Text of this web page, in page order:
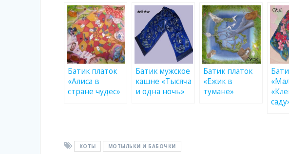
Батик платок
«Алиса в
стране чудес»
Батик мужское
кашне «Тысяча
и одна ночь»
Батик платок
«Ёжик в
тумане»
КОТЫ МОТЫЛЬКИ И БАБОЧКИ